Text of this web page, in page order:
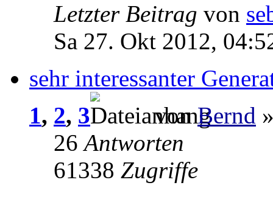
Letzter Beitrag von
Sa 27. Okt 2012,
sehr interessanter
1, 2, 3 vonBernd
26Antworten
61338 Zugriffe